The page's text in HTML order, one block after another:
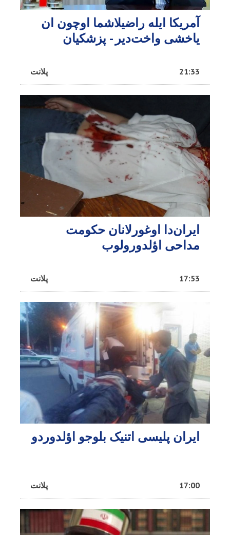
آمریکا ایله راضیلاشما اوچون ان
یاخشی واخت‌دیر - پزشکیان
پلانت 21:33
ایران‌دا اوغورلانان حکومت
مداحی اؤلدورولوب
پلانت 17:53
ایران پلیسی اتنیک بلوجو اؤلدوردو
پلانت 17:00